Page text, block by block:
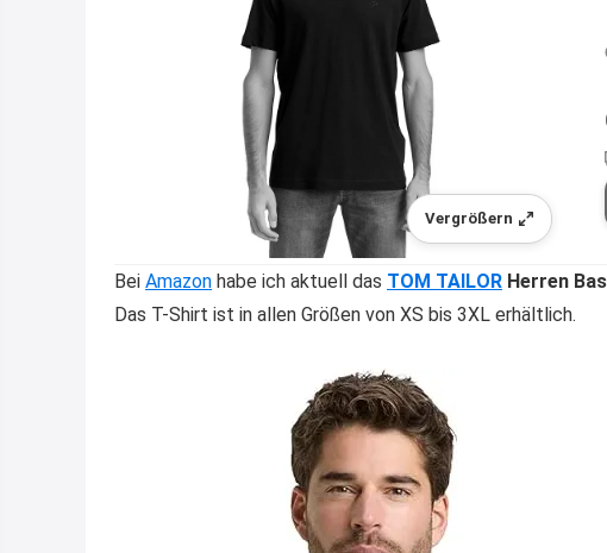
Vergrößern
Bei Amazon habe ich aktuell das TOM TAILOR Herren
Das T-Shirt ist in allen Größen von XS bis 3XL erhältlich.